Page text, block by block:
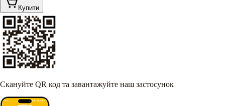
Купити
Скануйте QR код та завантажуйте наш застосунок